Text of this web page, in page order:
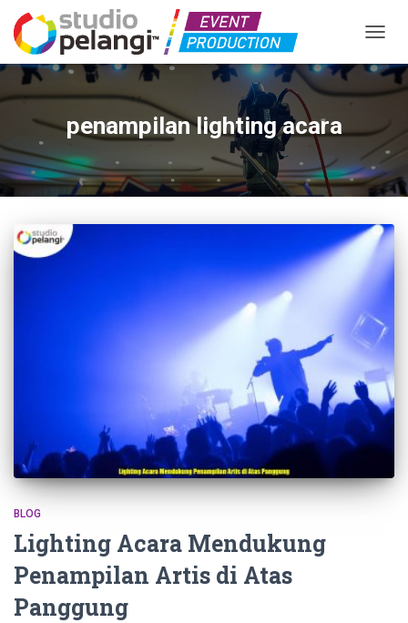
penampilan lighting acara
BLOG
Lighting Acara Mendukung
Penampilan Artis di Atas
Panggung